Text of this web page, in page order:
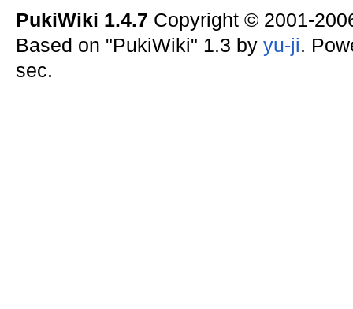
PukiWiki 1.4.7 Copyright © 2001-
Based on "PukiWiki" 1.3 by yu-ji.
sec.